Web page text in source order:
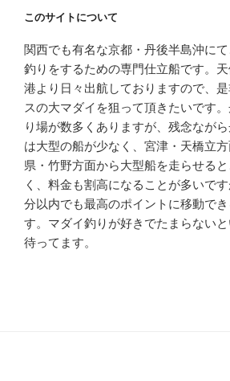
このサイトについて
関西でも有名な京都・丹後半島沖に
釣りをするための専門仕立船です。
港より日々出航しておりますので、
スの大マダイを狙って頂きたいです
り場が数多くありますが、残念なが
は大型の船が少なく、宮津・天橋立
県・竹野方面から大型船を走らせる
く、料金も割高になることが多いで
分以内でも最高のポイントに移動で
す。マダイ釣りが好きでたまらない
待ってます。